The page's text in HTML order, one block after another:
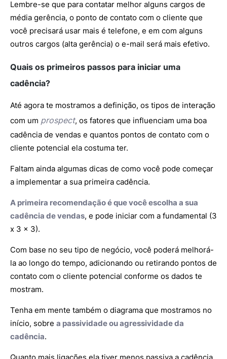
Lembre-se que para contatar melhor alguns cargos de
média gerência, o ponto de contato com o cliente que
você precisará usar mais é telefone, e em com alguns
outros cargos (alta gerência) o e-mail será mais efetivo.
Quais os primeiros passos para iniciar uma
cadência?
Até agora te mostramos a definição, os tipos de interação
com um prospect, os fatores que influenciam uma boa
cadência de vendas e quantos pontos de contato com o
cliente potencial ela costuma ter.
Faltam ainda algumas dicas de como você pode começar
a implementar a sua primeira cadência.
A primeira recomendação é que você escolha a sua
cadência de vendas, e pode iniciar com a fundamental (3
x 3 x 3).
Com base no seu tipo de negócio, você poderá melhorá-
la ao longo do tempo, adicionando ou retirando pontos de
contato com o cliente potencial conforme os dados te
mostram.
Tenha em mente também o diagrama que mostramos no
início, sobre a passividade ou agressividade da
cadência.